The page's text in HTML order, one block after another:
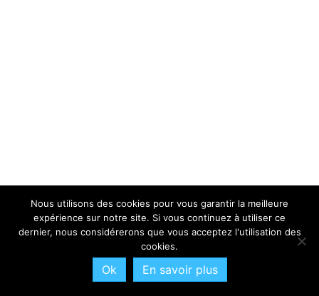
Nous utilisons des cookies pour vous garantir la meilleure
expérience sur notre site. Si vous continuez à utiliser ce
dernier, nous considérerons que vous acceptez l'utilisation des
cookies.
Ok En savoir plus